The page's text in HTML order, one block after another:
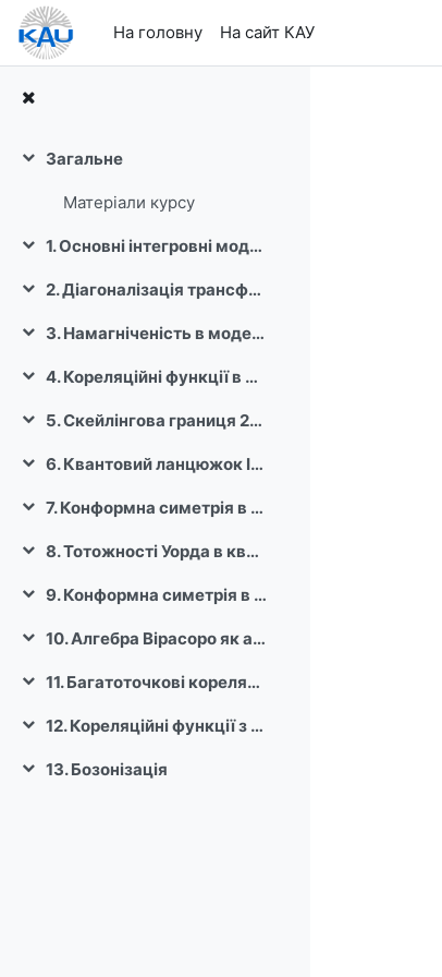
Перейти до головного вмісту
На головну
На сайт КАУ
Згорнути
Загальне
Матеріали курсу
Згорнути 1. Основні інтегровні моделі статфізики та квантової теорії
Згорнути 2. Діагоналізація трансфер-матриц двовимірної моделі Ізінга
Згорнути 3. Намагніченість в моделі Ізінга.
Згорнути 4. Кореляційні функції в моделі Ізінга
Згорнути 5. Скейлінгова границя 2D моделі Ізінга
Згорнути 6. Квантовий ланцюжок Ізінга в поперечному полі
Згорнути 7. Конформна симетрія в n-вимірному просторі
Згорнути 8. Тотожності Уорда в квантовій теорії поля
Згорнути 9. Конформна симетрія в 2-вимірному просторі
Згорнути 10. Алгебра Вірасоро як алгебра симетрій в конформній теорії поля
Згорнути 11. Багатоточкові кореляційні функції в конформній теорії поля
Згорнути 12. Кореляційні функції з виродженими полями
Згорнути
13. Бозонізація